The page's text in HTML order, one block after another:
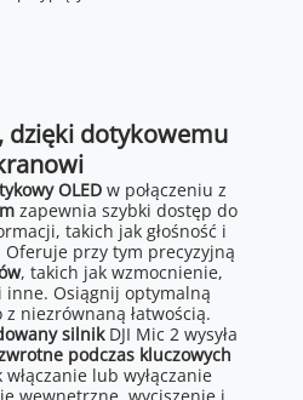
dzięki dotykowemu
OLEDw połączeniu z
zapewnia szybki dostęp do
takich jak głośność i
Oferuje przy tym precyzyjną
, takich jak wzmocnienie,
inne. Osiągnij optymalną
niezrównaną łatwością.
silnikDJI Mic 2 wysyła
podczas kluczowych
lub wyłączanie